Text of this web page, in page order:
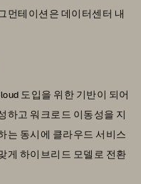
먼테이션은 데이터센터 내
도입을 위한 기반이 되어
하고 워크로드 이동성을 지
는 동시에 클라우드 서비스
게 하이브리드 모델로 전환